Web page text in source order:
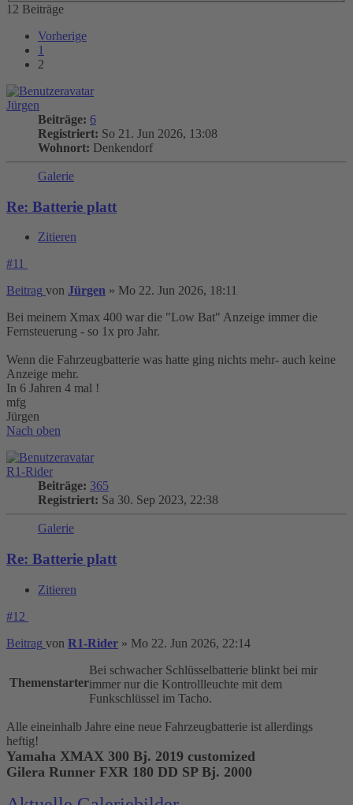
12 Beiträge
Vorherige
1
2
Jürgen
Beiträge: 6
Registriert: So 21. Jun 2026, 13:08
Wohnort: Denkendorf
Galerie
Re: Batterie platt
Zitieren
#11
Beitrag von Jürgen » Mo 22. Jun 2026, 18:11
Bei meinem Xmax 400 war die "Low Bat" Anzeige immer die
Fernsteuerung - so 1x pro Jahr.
Wenn die Fahrzeugbatterie was hatte ging nichts mehr- auch keine
Anzeige mehr.
In 6 Jahren 4 mal !
mfg
Jürgen
Nach oben
R1-Rider
Beiträge: 365
Registriert: Sa 30. Sep 2023, 22:38
Galerie
Re: Batterie platt
Zitieren
#12
Beitrag von R1-Rider » Mo 22. Jun 2026, 22:14
Themenstarter
Bei schwacher Schlüsselbatterie blinkt bei mir
immer nur die Kontrollleuchte mit dem
Funkschlüssel im Tacho.
Alle eineinhalb Jahre eine neue Fahrzeugbatterie ist allerdings
heftig!
Yamaha XMAX 300 Bj. 2019 customized
Gilera Runner FXR 180 DD SP Bj. 2000